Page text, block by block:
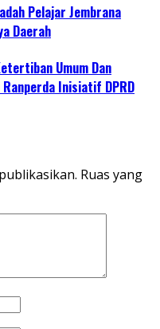
Pelajar Jembrana
Daerah
Umum Dan
Inisiatif DPRD
Ruas yang